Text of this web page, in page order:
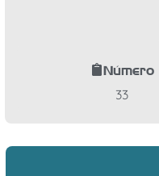
Número
33